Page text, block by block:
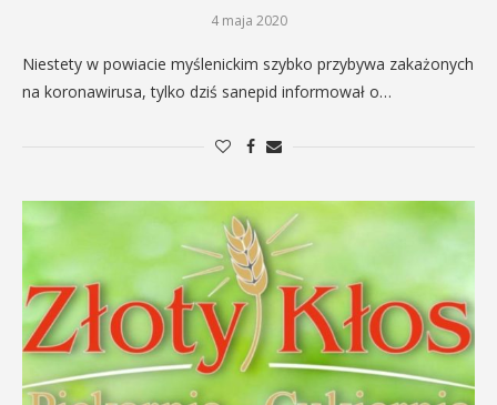
4 maja 2020
Niestety w powiacie myślenickim szybko przybywa zakażonych
na koronawirusa, tylko dziś sanepid informował o…